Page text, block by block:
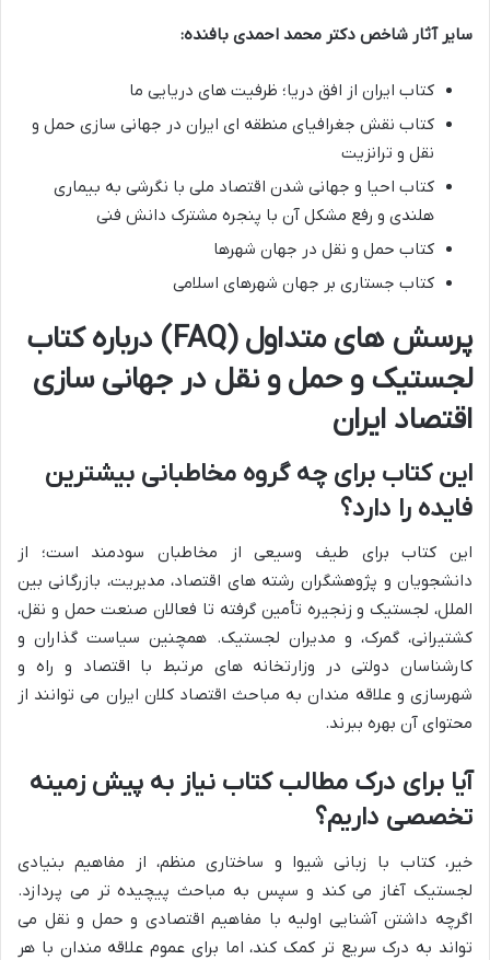
سایر آثار شاخص دکتر محمد احمدی بافنده:
کتاب ایران از افق دریا؛ ظرفیت های دریایی ما
کتاب نقش جغرافیای منطقه ای ایران در جهانی سازی حمل و
نقل و ترانزیت
کتاب احیا و جهانی شدن اقتصاد ملی با نگرشی به بیماری
هلندی و رفع مشکل آن با پنجره مشترک دانش فنی
کتاب حمل و نقل در جهان شهرها
کتاب جستاری بر جهان شهرهای اسلامی
پرسش های متداول (FAQ) درباره کتاب
لجستیک و حمل و نقل در جهانی سازی
اقتصاد ایران
این کتاب برای چه گروه مخاطبانی بیشترین
فایده را دارد؟
این کتاب برای طیف وسیعی از مخاطبان سودمند است؛ از
دانشجویان و پژوهشگران رشته های اقتصاد، مدیریت، بازرگانی بین
الملل، لجستیک و زنجیره تأمین گرفته تا فعالان صنعت حمل و نقل،
کشتیرانی، گمرک، و مدیران لجستیک. همچنین سیاست گذاران و
کارشناسان دولتی در وزارتخانه های مرتبط با اقتصاد و راه و
شهرسازی و علاقه مندان به مباحث اقتصاد کلان ایران می توانند از
محتوای آن بهره ببرند.
آیا برای درک مطالب کتاب نیاز به پیش زمینه
تخصصی داریم؟
خیر، کتاب با زبانی شیوا و ساختاری منظم، از مفاهیم بنیادی
لجستیک آغاز می کند و سپس به مباحث پیچیده تر می پردازد.
اگرچه داشتن آشنایی اولیه با مفاهیم اقتصادی و حمل و نقل می
تواند به درک سریع تر کمک کند، اما برای عموم علاقه مندان با هر